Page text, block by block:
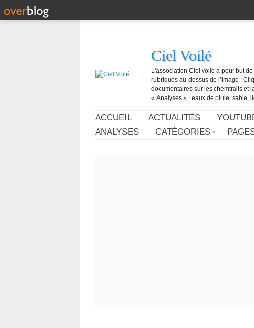
Ciel Voilé
L'association Ciel voilé a pour but
rubriques au-dessus de l’image :
documentaires sur les chemtrails et
« Analyses » : eaux de pluie, sable,
ACCUEIL ACTUALITÉS
ANALYSES
CATÉGORIES